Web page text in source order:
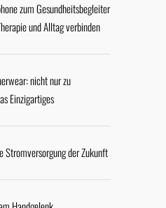
zum Gesundheitsbegleiter
und Alltag verbinden
nicht nur zu
Einzigartiges
Stromversorgung der Zukunft